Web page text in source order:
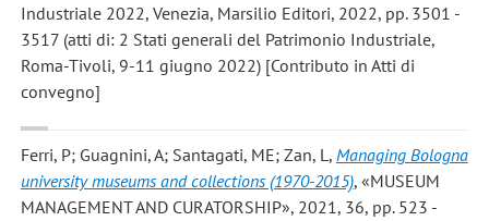
Industriale 2022, Venezia, Marsilio Editori, 2022, pp. 3501 -
3517 (atti di: 2 Stati generali del Patrimonio Industriale,
Roma-Tivoli, 9-11 giugno 2022) [Contributo in Atti di
convegno]
Ferri, P; Guagnini, A; Santagati, ME; Zan, L, Managing Bologna
university museums and collections (1970-2015), «MUSEUM
MANAGEMENT AND CURATORSHIP», 2021, 36, pp. 523 -